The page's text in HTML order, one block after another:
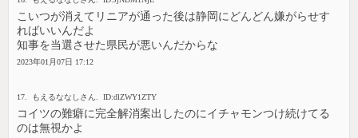
こいつが消えてリニアが通った後は静岡にどんどん嫌がらせす
ればいいんだよ
知事を当選させた県民が悪いんだからな
2023年01月07日 17:12
17. もえるななしさん. ID:dlZWY1ZTY
コイツの難癖に完全解消案出したのにイチャモンつけ続けてる
のは無視かよ